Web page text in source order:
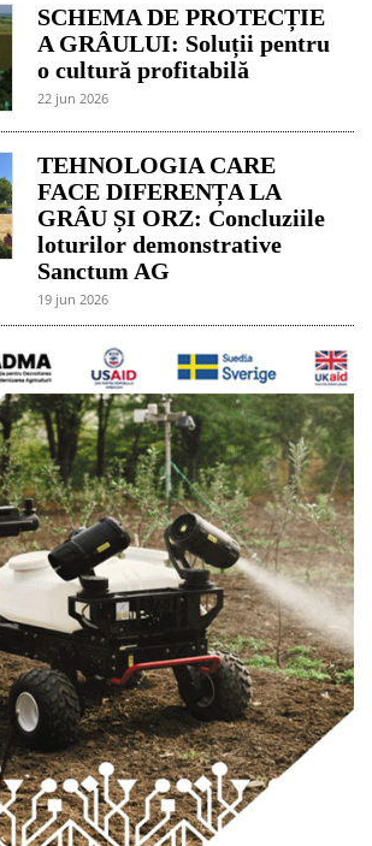
SCHEMA DE PROTECȚIE
A GRÂULUI: Soluții pentru
o cultură profitabilă
22 jun 2026
TEHNOLOGIA CARE
FACE DIFERENȚA LA
GRÂU ȘI ORZ: Concluziile
loturilor demonstrative
Sanctum AG
19 jun 2026